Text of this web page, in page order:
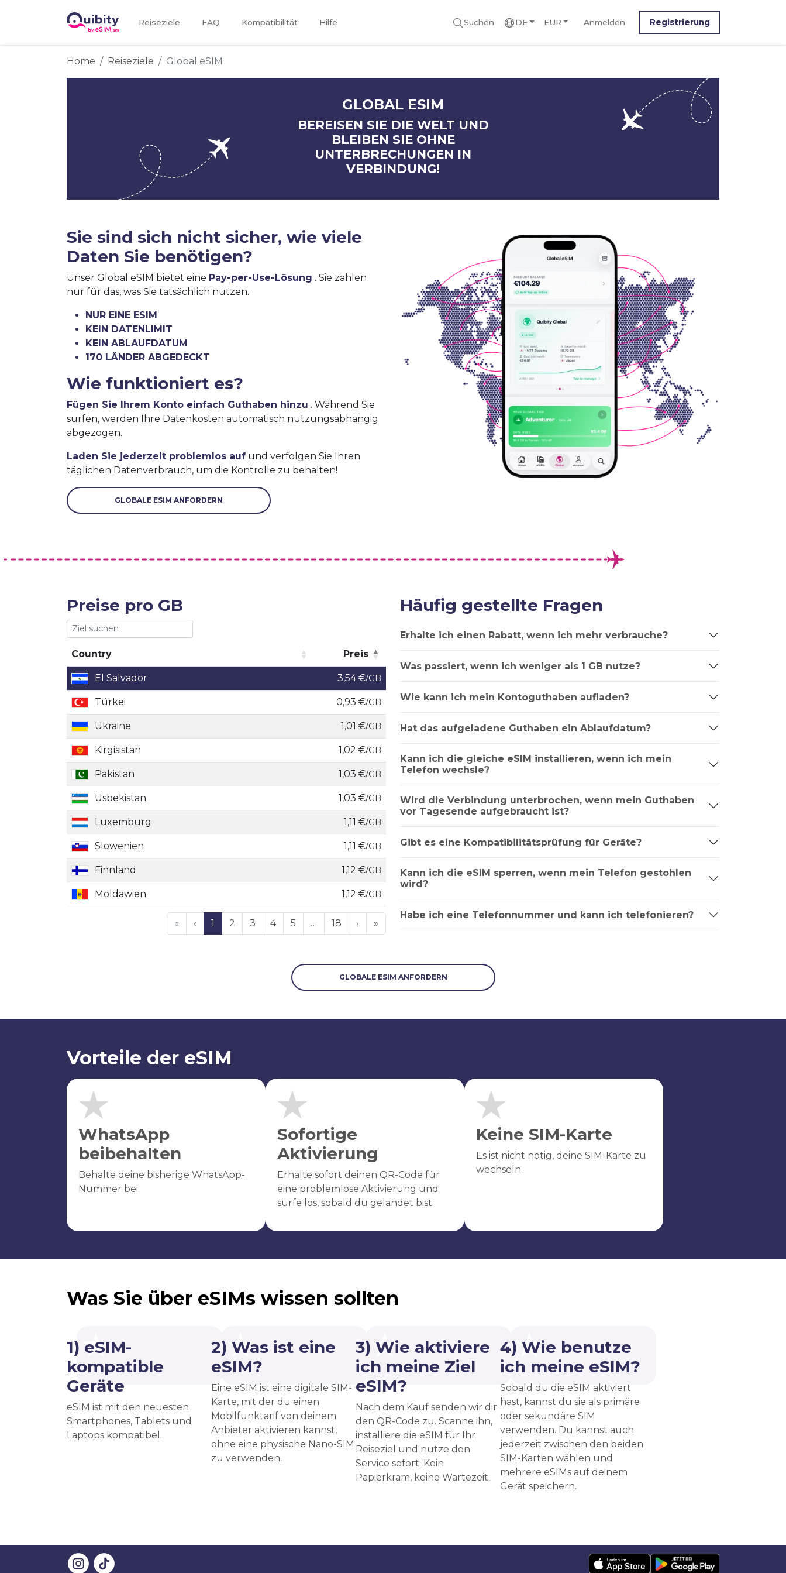
Reiseziele FAQ Kompatibilität Hilfe Suchen DE EUR Anmelden Registrierung
Home Reiseziele Global eSIM
GLOBAL ESIM
BEREISEN SIE DIE WELT UND
BLEIBEN SIE OHNE
UNTERBRECHUNGEN IN
VERBINDUNG!
Sie sind sich nicht sicher, wie viele
Daten Sie benötigen?
Unser Global eSIM bietet eine Pay-per-Use-Lösung . Sie zahlen
nur für das, was Sie tatsächlich nutzen.
NUR EINE ESIM
KEIN DATENLIMIT
KEIN ABLAUFDATUM
170 LÄNDER ABGEDECKT
Wie funktioniert es?
Fügen Sie Ihrem Konto einfach Guthaben hinzu . Während Sie
surfen, werden Ihre Datenkosten automatisch nutzungsabhängig
abgezogen.
Laden Sie jederzeit problemlos auf und verfolgen Sie Ihren
täglichen Datenverbrauch, um die Kontrolle zu behalten!
GLOBALE ESIM ANFORDERN
Preise pro GB
Country
Preis
Country
Preis
El Salvador 3,54 €/GB
Türkei 0,93 €/GB
Ukraine 1,01 €/GB
Kirgisistan 1,02 €/GB
Pakistan 1,03 €/GB
Usbekistan 1,03 €/GB
Luxemburg 1,11 €/GB
Slowenien 1,11 €/GB
Finnland 1,12 €/GB
Moldawien 1,12 €/GB
« ‹ 1 2 3 4 5 … 18 › »
Häufig gestellte Fragen
Erhalte ich einen Rabatt, wenn ich mehr verbrauche?
Was passiert, wenn ich weniger als 1 GB nutze?
Wie kann ich mein Kontoguthaben aufladen?
Hat das aufgeladene Guthaben ein Ablaufdatum?
Kann ich die gleiche eSIM installieren, wenn ich mein
Telefon wechsle?
Wird die Verbindung unterbrochen, wenn mein Guthaben
vor Tagesende aufgebraucht ist?
Gibt es eine Kompatibilitätsprüfung für Geräte?
Kann ich die eSIM sperren, wenn mein Telefon gestohlen
wird?
Habe ich eine Telefonnummer und kann ich telefonieren?
GLOBALE ESIM ANFORDERN
Vorteile der eSIM
WhatsApp
beibehalten
Behalte deine bisherige WhatsApp-
Nummer bei.
Sofortige
Aktivierung
Erhalte sofort deinen QR-Code für
eine problemlose Aktivierung und
surfe los, sobald du gelandet bist.
Keine SIM-Karte
Es ist nicht nötig, deine SIM-Karte zu
wechseln.
Was Sie über eSIMs wissen sollten
1) eSIM-
kompatible
Geräte
eSIM ist mit den neuesten
Smartphones, Tablets und
Laptops kompatibel.
2) Was ist eine
eSIM?
Eine eSIM ist eine digitale SIM-
Karte, mit der du einen
Mobilfunktarif von deinem
Anbieter aktivieren kannst,
ohne eine physische Nano-SIM
zu verwenden.
3) Wie aktiviere
ich meine Ziel
eSIM?
Nach dem Kauf senden wir dir
den QR-Code zu. Scanne ihn,
installiere die eSIM für Ihr
Reiseziel und nutze den
Service sofort. Kein
Papierkram, keine Wartezeit.
4) Wie benutze
ich meine eSIM?
Sobald du die eSIM aktiviert
hast, kannst du sie als primäre
oder sekundäre SIM
verwenden. Du kannst auch
jederzeit zwischen den beiden
SIM-Karten wählen und
mehrere eSIMs auf deinem
Gerät speichern.